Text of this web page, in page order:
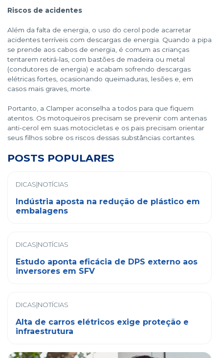
Riscos de acidentes
Além da falta de energia, o uso do cerol pode acarretar
acidentes terríveis com descargas de energia. Quando a pipa
se prende aos cabos de energia, é comum as crianças
tentarem retirá-las, com bastões de madeira ou metal
(condutores de energia) e acabam sofrendo descargas
elétricas fortes, ocasionando queimaduras, lesões e, em
casos mais graves, morte.
Portanto, a Clamper aconselha a todos para que fiquem
atentos. Os motoqueiros precisam se prevenir com antenas
anti-cerol em suas motocicletas e os pais precisam orientar
seus filhos sobre os riscos dessas substâncias cortantes.
POSTS POPULARES
DICAS|NOTÍCIAS
Indústria aposta na redução de plástico em
embalagens
DICAS|NOTÍCIAS
Estudo aponta eficácia de DPS externo aos
inversores em SFV
DICAS|NOTÍCIAS
Alta de carros elétricos exige proteção e
infraestrutura